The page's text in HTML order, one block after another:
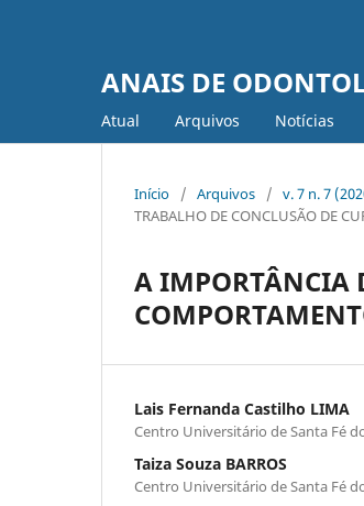
ANAIS DE
Atual Arquivos Notí­cias
Início / Arquivos / v. 7 n. 7
TRABALHO DE CONCLUSÃO DE
A IMPORTÂNCIA
Lais Fernanda Castilho LIMA
Centro Universitário de Santa Fé
Taiza Souza BARROS
Centro Universitário de Santa Fé